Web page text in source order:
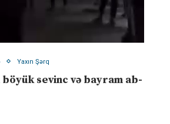
Yaxın Şərq
böyük sevinc və bayram ab-